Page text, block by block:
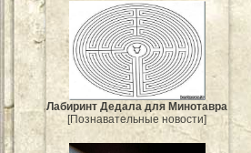
Лабиринт Дедала для Минотавра
[Познавательные новости]